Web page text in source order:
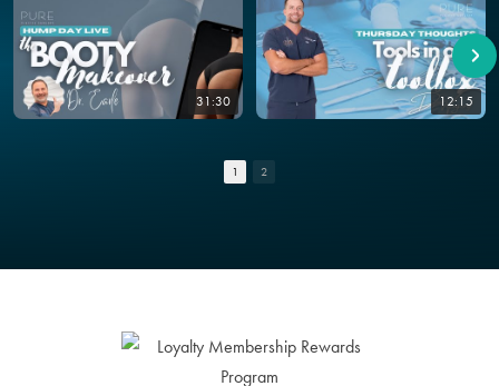
31:30 12:15
1 2